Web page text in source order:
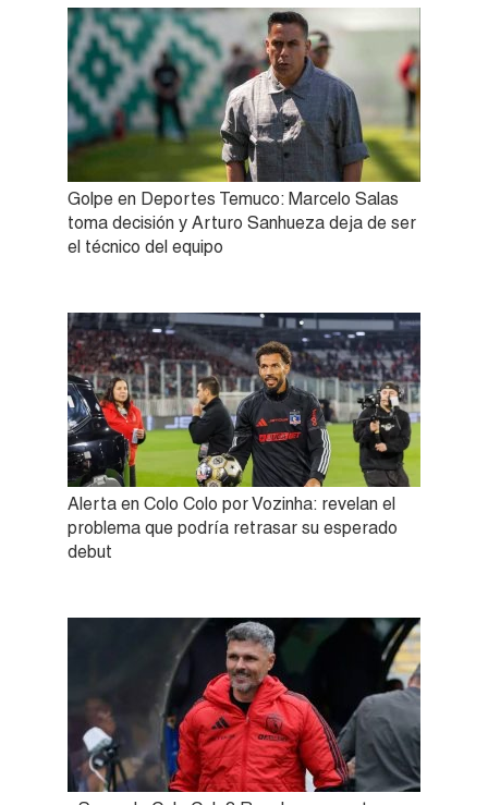
Golpe en Deportes Temuco: Marcelo Salas
toma decisión y Arturo Sanhueza deja de ser
el técnico del equipo
Alerta en Colo Colo por Vozinha: revelan el
problema que podría retrasar su esperado
debut